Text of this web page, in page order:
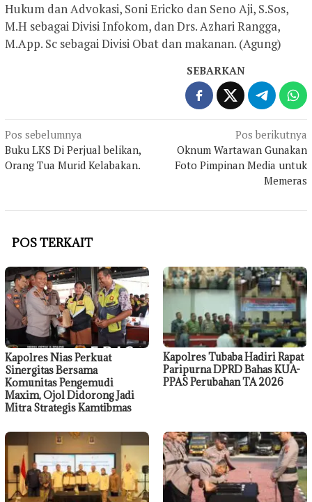
Hukum dan Advokasi, Soni Ericko dan Seno Aji, S.Sos,
M.H sebagai Divisi Infokom, dan Drs. Azhari Rangga,
M.App. Sc sebagai Divisi Obat dan makanan. (Agung)
SEBARKAN
Navigasi
pos
Pos sebelumnya
Buku LKS Di Perjual belikan,
Orang Tua Murid Kelabakan.
Pos berikutnya
Oknum Wartawan Gunakan
Foto Pimpinan Media untuk
Memeras
POS TERKAIT
Kapolres Nias Perkuat
Sinergitas Bersama
Komunitas Pengemudi
Maxim, Ojol Didorong Jadi
Mitra Strategis Kamtibmas
Kapolres Tubaba Hadiri Rapat
Paripurna DPRD Bahas KUA-
PPAS Perubahan TA 2026